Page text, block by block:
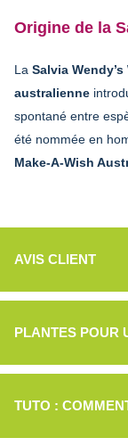
Origine de la
La Salvia
australienne
spontané entre
été nommée en
Make-A-Wish
AVIS CLIENT
PLANTES POUR
TUTO :